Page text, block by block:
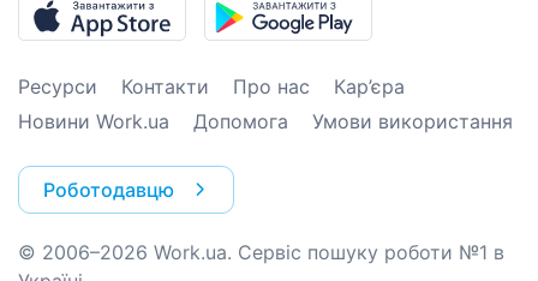
Ресурси Контакти Про нас
Кар’єра
Новини Work.ua
Допомога Умови використання
Роботодавцю
© 2006–2026 Work.ua. Сервіс пошуку роботи №1 в